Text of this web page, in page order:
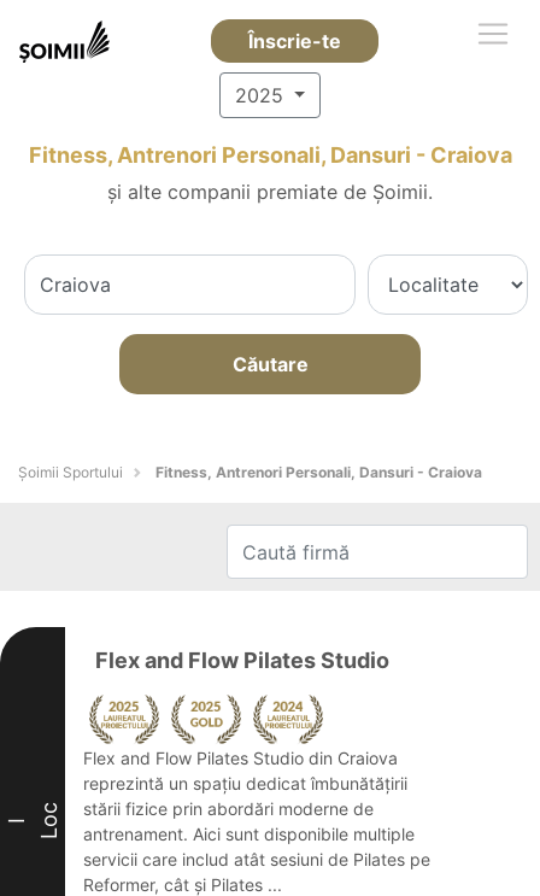
Înscrie-te
2025
Fitness, Antrenori Personali, Dansuri - Craiova
și alte companii premiate de Șoimii.
Căutare
Șoimii Sportului Fitness, Antrenori Personali, Dansuri - Craiova
I Loc
Flex and Flow Pilates Studio
Flex and Flow Pilates Studio din Craiova
reprezintă un spațiu dedicat îmbunătățirii
stării fizice prin abordări moderne de
antrenament. Aici sunt disponibile multiple
servicii care includ atât sesiuni de Pilates pe
Reformer, cât și Pilates ...